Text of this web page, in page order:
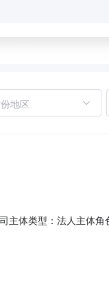
地区
体类型：法人主体角
同签署时间：20